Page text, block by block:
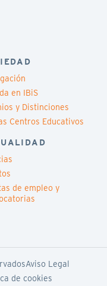
en IBiS
y Distinciones
Centros Educativos
de empleo y
Aviso Legal
de cookies